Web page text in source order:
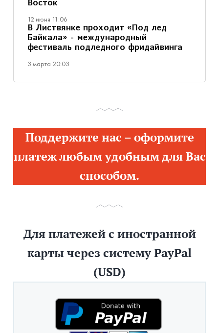
Восток
12 июня 11:06
В Листвянке проходит «Под лед
Байкала» - международный
фестиваль подледного фридайвинга
3 марта 20:03
Поддержите нас – оформите
платеж любым удобным для Вас
способом.
Для платежей с иностранной
карты через систему PayPal
(USD)